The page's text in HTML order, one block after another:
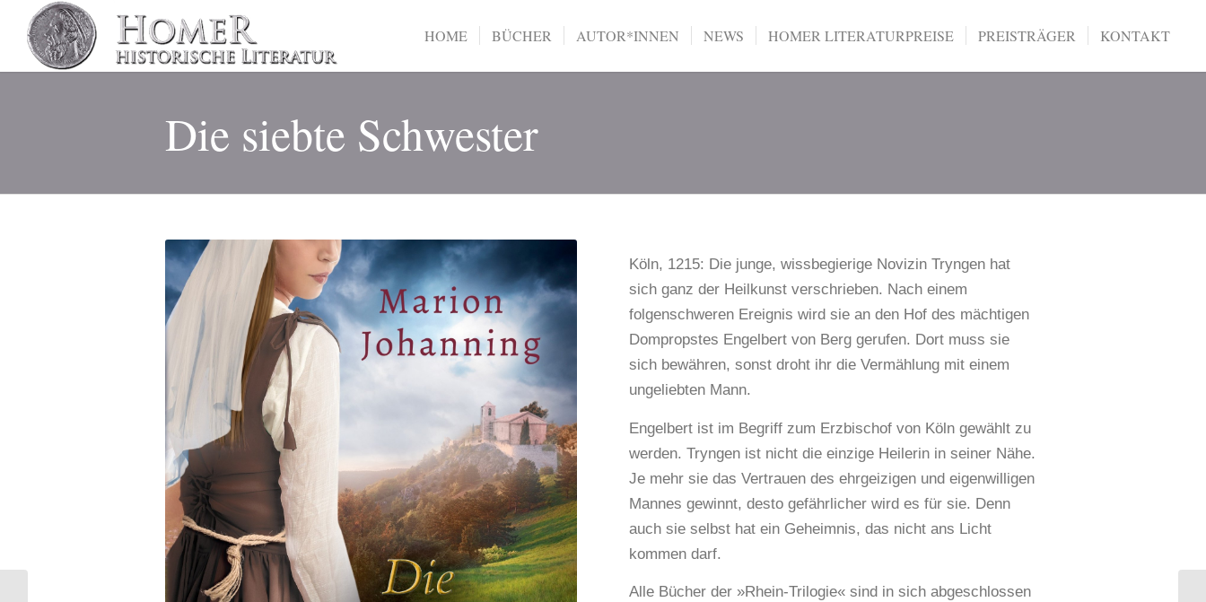
HOME BÜCHER AUTOR*INNEN NEWS HOMER LITERATURPREISE PREISTRÄGER KONTAKT
Die siebte Schwester
Köln, 1215: Die junge, wissbegierige Novizin Tryngen hat
sich ganz der Heilkunst verschrieben. Nach einem
folgenschweren Ereignis wird sie an den Hof des mächtigen
Dompropstes Engelbert von Berg gerufen. Dort muss sie
sich bewähren, sonst droht ihr die Vermählung mit einem
ungeliebten Mann.
Engelbert ist im Begriff zum Erzbischof von Köln gewählt zu
werden. Tryngen ist nicht die einzige Heilerin in seiner Nähe.
Je mehr sie das Vertrauen des ehrgeizigen und eigenwilligen
Mannes gewinnt, desto gefährlicher wird es für sie. Denn
auch sie selbst hat ein Geheimnis, das nicht ans Licht
kommen darf.
Alle Bücher der »Rhein-Trilogie« sind in sich abgeschlossen